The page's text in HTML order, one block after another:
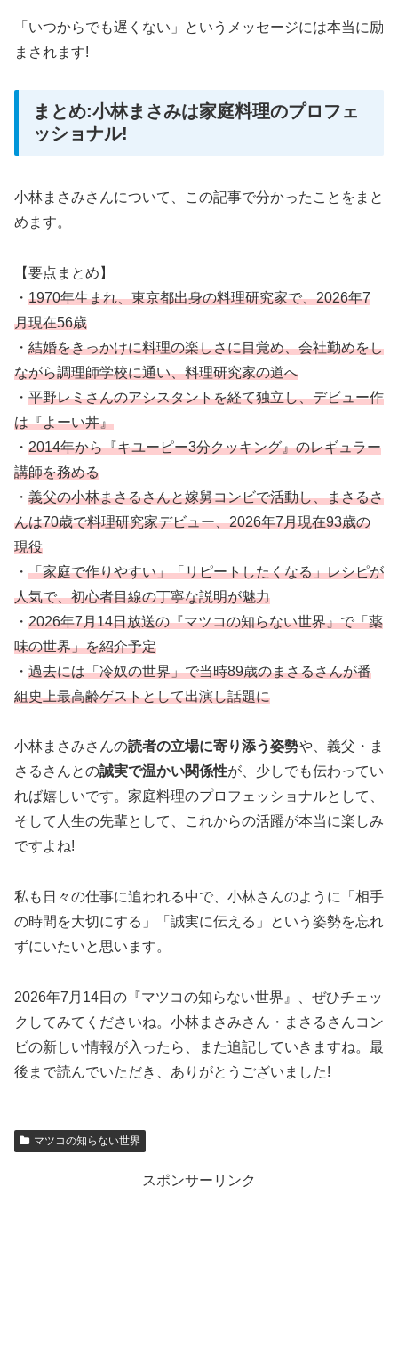
「いつからでも遅くない」というメッセージには本当に励
まされます!
まとめ:小林まさみは家庭料理のプロフェ
ッショナル!
小林まさみさんについて、この記事で分かったことをまと
めます。
【要点まとめ】
・ 1970年生まれ、東京都出身の料理研究家で、2026年7
月現在56歳
・ 結婚をきっかけに料理の楽しさに目覚め、会社勤めをし
ながら調理師学校に通い、料理研究家の道へ
・ 平野レミさんのアシスタントを経て独立し、デビュー作
は『よーい丼』
・ 2014年から『キユーピー3分クッキング』のレギュラー
講師を務める
・ 義父の小林まさるさんと嫁舅コンビで活動し、まさるさ
んは70歳で料理研究家デビュー、2026年7月現在93歳の
現役
・ 「家庭で作りやすい」「リピートしたくなる」レシピが
人気で、初心者目線の丁寧な説明が魅力
・ 2026年7月14日放送の『マツコの知らない世界』で「薬
味の世界」を紹介予定
・ 過去には「冷奴の世界」で当時89歳のまさるさんが番
組史上最高齢ゲストとして出演し話題に
小林まさみさんの読者の立場に寄り添う姿勢や、義父・ま
さるさんとの誠実で温かい関係性が、少しでも伝わってい
れば嬉しいです。家庭料理のプロフェッショナルとして、
そして人生の先輩として、これからの活躍が本当に楽しみ
ですよね!
私も日々の仕事に追われる中で、小林さんのように「相手
の時間を大切にする」「誠実に伝える」という姿勢を忘れ
ずにいたいと思います。
2026年7月14日の『マツコの知らない世界』、ぜひチェッ
クしてみてくださいね。小林まさみさん・まさるさんコン
ビの新しい情報が入ったら、また追記していきますね。最
後まで読んでいただき、ありがとうございました!
マツコの知らない世界
スポンサーリンク